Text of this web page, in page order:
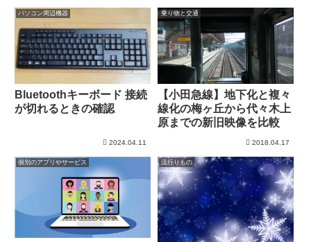
パソコン周辺機器
Bluetoothキーボード 接続
が切れるときの確認
2024.04.11
乗り物と交通
【小田急線】地下化と複々
線化の梅ヶ丘から代々木上
原までの新旧映像を比較
2018.04.17
個別のアプリやサービス 流行りもの